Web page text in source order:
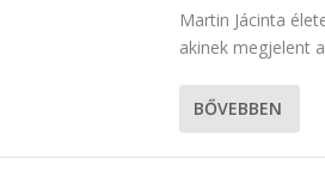
Martin Jácinta
akinek megjelent
BŐVEBBEN